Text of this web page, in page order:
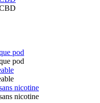
pod
pod
nicotine
nicotine